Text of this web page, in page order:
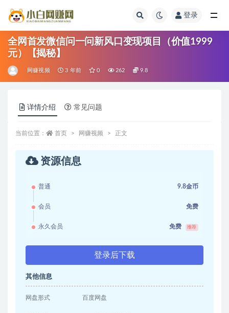
登录
全网首发微信问一问新风口变现项目（价值1999
元）【揭秘】
网赚视频 3 年前 0 262 9.8
详情介绍 常见问题
当前位置： 首页 网赚视频 正文
资源信息
普通 9.8金币
会员 免费
永久会员 免费 推荐
登录后下载
其他信息
网盘形式 百度网盘